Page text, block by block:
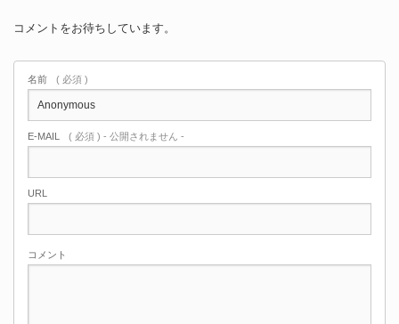
コメントをお待ちしています。
名前 ( 必須 )
E-MAIL ( 必須 ) - 公開されません -
URL
コメント